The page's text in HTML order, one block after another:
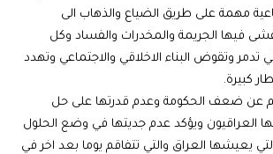
مهمة على طريق الضياع والذهاب الى
فيها الجريمة والمخدرات والفساد وكل
تدمر وتقوض البناء الاخلاقي والاجتماعي وتهدد
كبيرة.
عن ضعف الحكومة وعدم قدرتها على حل
العراقيون ويؤكد عدم جديتها في وضع الحلول
يعيشها العراق والتي تتفاقم يوما بعد اخر في